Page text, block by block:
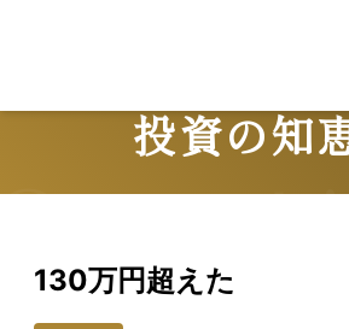
投資の知
130万円超えた